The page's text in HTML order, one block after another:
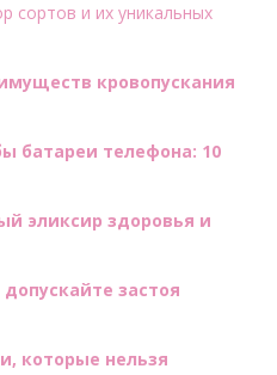
сортов и их уникальных
кровопускания
батареи телефона: 10
эликсир здоровья и
застоя
которые нельзя